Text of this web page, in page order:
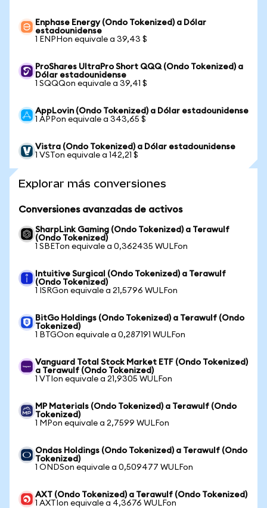
Enphase Energy (Ondo Tokenized) a Dólar
estadounidense
1 ENPHon equivale a 39,43 $
ProShares UltraPro Short QQQ (Ondo Tokenized) a
Dólar estadounidense
1 SQQQon equivale a 39,41 $
AppLovin (Ondo Tokenized) a Dólar estadounidense
1 APPon equivale a 343,65 $
Vistra (Ondo Tokenized) a Dólar estadounidense
1 VSTon equivale a 142,21 $
Explorar más conversiones
Conversiones avanzadas de activos
SharpLink Gaming (Ondo Tokenized) a Terawulf
(Ondo Tokenized)
1 SBETon equivale a 0,362435 WULFon
Intuitive Surgical (Ondo Tokenized) a Terawulf
(Ondo Tokenized)
1 ISRGon equivale a 21,5796 WULFon
BitGo Holdings (Ondo Tokenized) a Terawulf (Ondo
Tokenized)
1 BTGOon equivale a 0,287191 WULFon
Vanguard Total Stock Market ETF (Ondo Tokenized)
a Terawulf (Ondo Tokenized)
1 VTIon equivale a 21,9305 WULFon
MP Materials (Ondo Tokenized) a Terawulf (Ondo
Tokenized)
1 MPon equivale a 2,7599 WULFon
Ondas Holdings (Ondo Tokenized) a Terawulf (Ondo
Tokenized)
1 ONDSon equivale a 0,509477 WULFon
AXT (Ondo Tokenized) a Terawulf (Ondo Tokenized)
1 AXTIon equivale a 4,3676 WULFon